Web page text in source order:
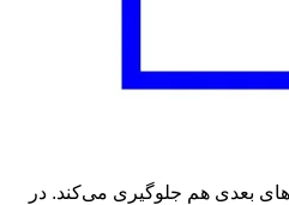
بعدی هم جلوگیری می‌کند. در